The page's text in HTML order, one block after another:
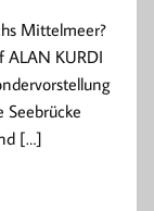
Mittelmeer?
KURDI
Seebrücke
[…]